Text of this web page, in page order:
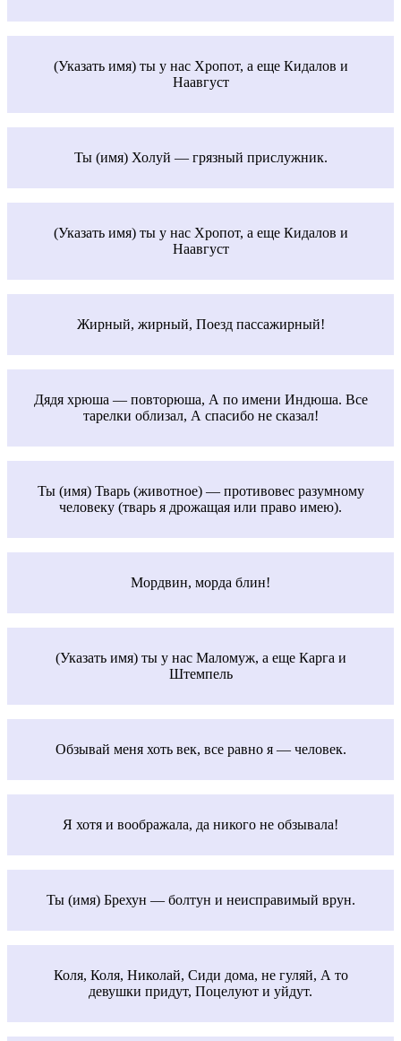
(Указать имя) ты у нас Хропот, а еще Кидалов и
Наавгуст
Ты (имя) Холуй — грязный прислужник.
(Указать имя) ты у нас Хропот, а еще Кидалов и
Наавгуст
Жирный, жирный, Поезд пассажирный!
Дядя хрюша — повторюша, А по имени Индюша. Все
тарелки облизал, А спасибо не сказал!
Ты (имя) Тварь (животное) — противовес разумному
человеку (тварь я дрожащая или право имею).
Мордвин, морда блин!
(Указать имя) ты у нас Маломуж, а еще Карга и
Штемпель
Обзывай меня хоть век, все равно я — человек.
Я хотя и воображала, да никого не обзывала!
Ты (имя) Брехун — болтун и неисправимый врун.
Коля, Коля, Николай, Сиди дома, не гуляй, А то
девушки придут, Поцелуют и уйдут.